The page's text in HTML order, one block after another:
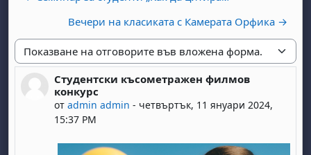
Вечери на класиката с Камерата Орфика →
Начин на показване
Студентски късометражен филмов
конкурс
отadmin admin - четвъртък, 11 януари 2024,
15:37 PM
Number of replies: 0